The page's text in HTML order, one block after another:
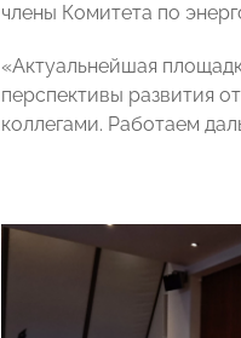
члены Комитета по
«Актуальнейшая
перспективы развития
коллегами. Работаем